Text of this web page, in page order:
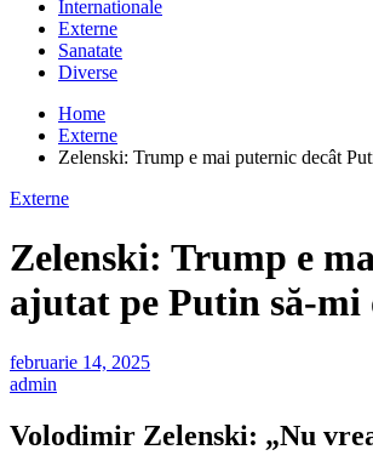
Internationale
Externe
Sanatate
Diverse
Home
Externe
Zelenski: Trump e mai puternic decât
Externe
Zelenski: Trump e
ajutat pe Putin să-mi
februarie 14, 2025
admin
Volodimir Zelenski: „Nu